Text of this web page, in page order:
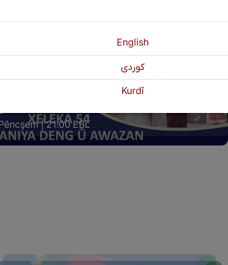
DENG Û AWAZAN XELEKA (54)
| 21:00 EBL
English
كوردی
Kurdî